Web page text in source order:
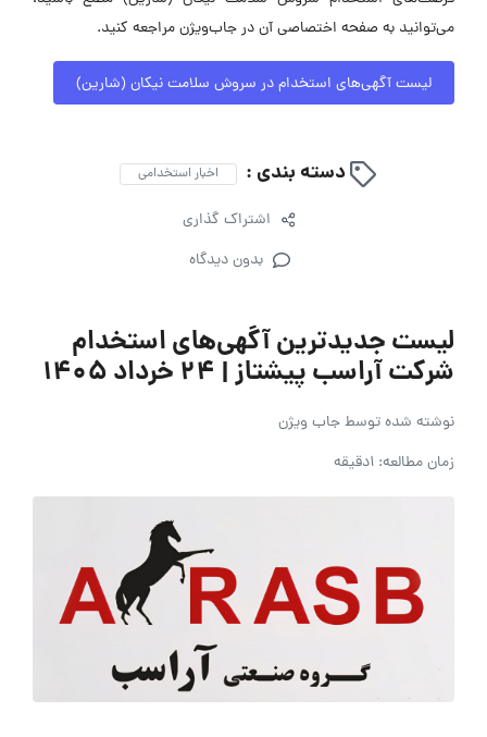
می‌توانید به صفحه اختصاصی آن در جاب‌ویژن مراجعه کنید.
لیست آگهی‌های استخدام در سروش سلامت نیکان (شارین)
دسته بندی : اخبار استخدامی
اشتراک گذاری
بدون دیدگاه
لیست جدیدترین آگهی‌های استخدام
شرکت آراسب پیشتاز | ۲۴ خرداد ۱۴۰۵
نوشته شده توسطجاب ویژن
زمان مطالعه: 1دقیقه